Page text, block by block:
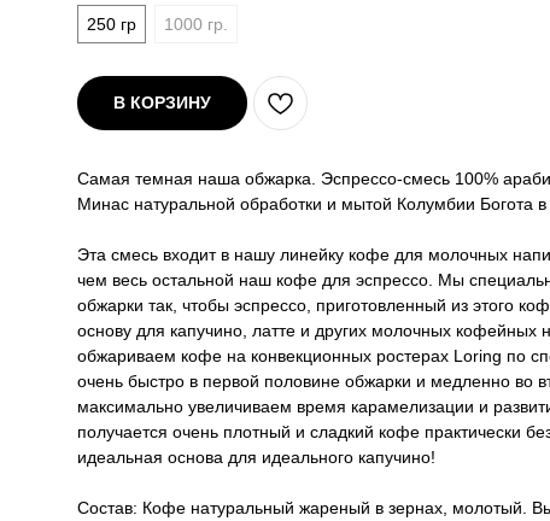
250 гр
1000 гр.
В КОРЗИНУ
Самая темная наша обжарка. Эспрессо-смесь 100%
Минас натуральной обработки и мытой Колумбии Богота
Эта смесь входит в нашу линейку кофе для молочных
чем весь остальной наш кофе для эспрессо. Мы
обжарки так, чтобы эспрессо, приготовленный из этого
основу для капучино, латте и других молочных кофейных
обжариваем кофе на конвекционных ростерах Loring по
очень быстро в первой половине обжарки и медленно во
максимально увеличиваем время карамелизации и
получается очень плотный и сладкий кофе практически
идеальная основа для идеального капучино!
Состав: Кофе натуральный жареный в зернах, молотый.